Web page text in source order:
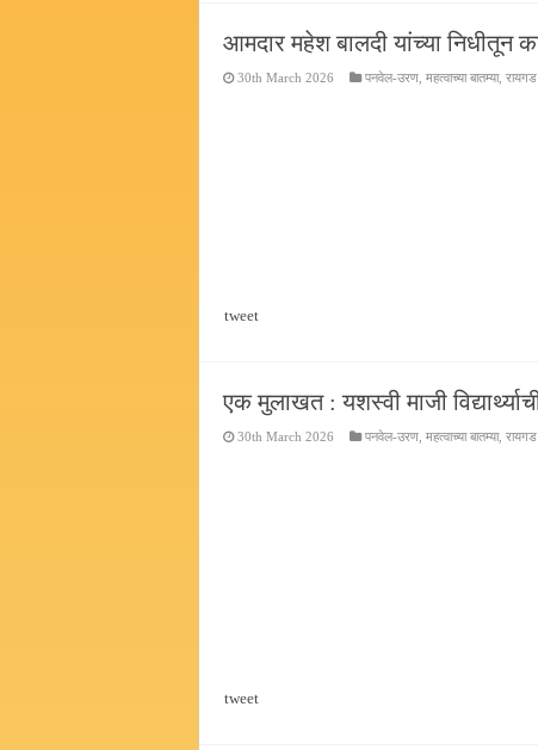
आमदार महेश बालदी यांच्या निधीतून
30th March 2026 पनवेल-उरण महत्वाच्या बातम्या, रायगड
tweet
एक मुलाखत : यशस्वी माजी
30th March 2026 पनवेल-उरण महत्वाच्या बातम्या, रायगड
tweet